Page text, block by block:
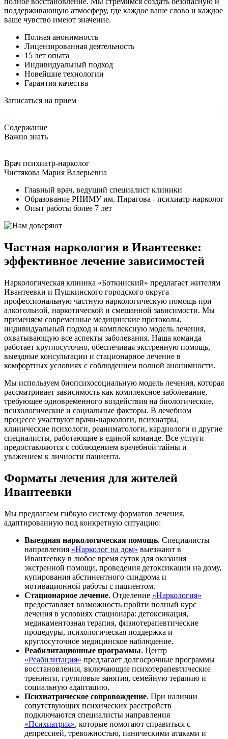
поддерживающую атмосферу, где каждое ваше слово и каждое
ваше чувство имеют значение.
Полная анонимность
Лицензированная деятельность
15 лет опыта
Индивидуальный подход
Новейшие технологии
Гарантия качества
Записаться на прием
Содержание
Важно знать
Врач психиатр-нарколог
Чистякова Мария Валерьевна
Главный врач, ведущий специалист клиники
Образование РНИМУ им. Пирагова - психиатр-нарколог
Опыт работы более 7 лет
Частная наркология в Ивантеевке:
эффективное лечение зависимостей
Наркологическая клиника «Боткинский» предлагает жителям
Ивантеевки и Пушкинского городского округа
профессиональную частную наркологическую помощь при
алкогольной, наркотической и смешанной зависимости. Мы
применяем современные медицинские протоколы,
индивидуальный подход и комплексную модель лечения,
охватывающую все аспекты заболевания. Наша команда
работает круглосуточно, обеспечивая экстренную помощь,
выездные консультации и стационарное лечение в
комфортных условиях с соблюдением полной анонимности.
Мы используем биопсихосоциальную модель лечения, которая
рассматривает зависимость как комплексное заболевание,
требующее одновременного воздействия на биологические,
психологические и социальные факторы. В лечебном
процессе участвуют врачи-наркологи, психиатры,
клинические психологи, реаниматологи, кардиологи и другие
специалисты, работающие в единой команде. Все услуги
предоставляются с соблюдением врачебной тайны и
уважением к личности пациента.
Форматы лечения для жителей
Ивантеевки
Мы предлагаем гибкую систему форматов лечения,
адаптированную под конкретную ситуацию:
Выездная наркологическая помощь. Специалисты
направления «Нарколог на дом» выезжают в
Ивантеевку в любое время суток для оказания
экстренной помощи, проведения детоксикации на дому,
купирования абстинентного синдрома и
мотивационной работы с пациентом.
Стационарное лечение. Отделение «Наркология»
предоставляет возможность пройти полный курс
лечения в условиях стационара: детоксикация,
медикаментозная терапия, физиотерапевтические
процедуры, психологическая поддержка и
круглосуточное медицинское наблюдение.
Реабилитационные программы. Центр
«Реабилитация» предлагает долгосрочные программы
восстановления, включающие психотерапевтические
тренинги, групповые занятия, семейную терапию и
социальную адаптацию.
Психиатрическое сопровождение. При наличии
сопутствующих психических расстройств
подключаются специалисты направления
«Психиатрия», которые помогают справиться с
депрессией, тревожностью, паническими атаками и